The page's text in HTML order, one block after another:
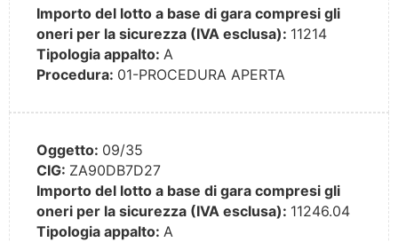
Importo del lotto a base di gara compresi gli
oneri per la sicurezza (IVA esclusa): 11214
Tipologia appalto: A
Procedura: 01-PROCEDURA APERTA
Oggetto: 09/35
CIG: ZA90DB7D27
Importo del lotto a base di gara compresi gli
oneri per la sicurezza (IVA esclusa): 11246.04
Tipologia appalto: A